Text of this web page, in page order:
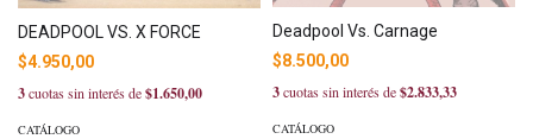
DEADPOOL VS. X FORCE
$4.950,00
3cuotas sin interés de$1.650,00
CATÁLOGO
Deadpool Vs. Carnage
$8.500,00
3cuotas sin interés de$2.833,33
CATÁLOGO